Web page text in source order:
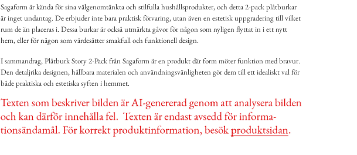
Sagaform är kända för sina välgenomtänkta och stilfulla hushållsprodukter, och detta 2-pack plåtburkar
är inget undantag. De erbjuder inte bara praktisk förvaring, utan även en estetisk uppgradering till vilket
rum de än placeras i. Dessa burkar är också utmärkta gåvor för någon som nyligen flyttat in i ett nytt
hem, eller för någon som värdesätter smakfull och funktionell design.
I sammandrag, Plåtburk Story 2-Pack från Sagaform är en produkt där form möter funktion med bravur.
Den detaljrika designen, hållbara materialen och användningsvänligheten gör dem till ett idealiskt val för
både praktiska och estetiska syften i hemmet.